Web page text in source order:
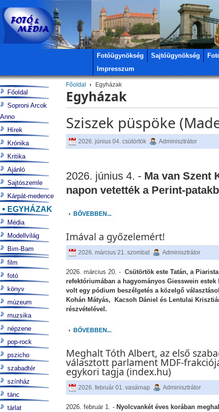
Fotóügynökség Sajtóügynökség
Impresszum
Főoldal Egyházak
Egyházak
Sziszek püspöke
2026. június 04. csütörtök Adminisztrátor
2026. június 4. - Ma van Szent
napon vetették a Perint-
BŐVEBBEN...
Imával a győzelemért!
2026. március 21. szombat Adminisztrátor
2026. március 20. - Csütörtök este Tatán, a
refektóriumában a hagyományos Giesswein estek
volt egy pódium beszélgetés a közelgő
Kohán Mátyás, Kacsoh Dániel és Lentulai
részvételével.
BŐVEBBEN...
Meghalt Tóth Albert, az első
választott parlament MDF-
egykori tagja (index.hu)
2026. február 01. vasárnap Adminisztrátor
2026. február 1. - Nyolcvankét éves korában
Főoldal
Soproni Arcok
Anno
Hírek
Krónika
Kritika
Ajánló
Sajtószemle
Kárpát-medence
EGYHÁZAK
Média
Modellvilág
Bim-Bam
film
fotó
könyv
múzeum
muzsika
népzene
pop-rock
pszicho
szabadtér
színház
tánc
tárlat